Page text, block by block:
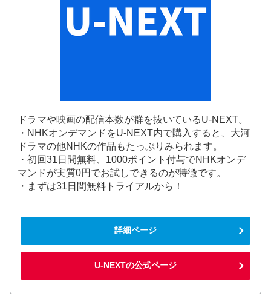
ドラマや映画の配信本数が群を抜いているU-NEXT。
・NHKオンデマンドをU-NEXT内で購入すると、大河
ドラマの他NHKの作品もたっぷりみられます。
・初回31日間無料、1000ポイント付与でNHKオンデ
マンドが実質0円でお試しできるのが特徴です。
・まずは31日間無料トライアルから！
詳細ページ
U-NEXTの公式ページ